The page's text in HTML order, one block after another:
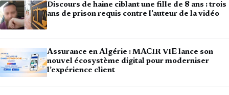
Discours de haine ciblant une fille de 8 ans : trois
ans de prison requis contre l’auteur de la vidéo
Assurance en Algérie : MACIR VIE lance son
nouvel écosystème digital pour moderniser
l’expérience client